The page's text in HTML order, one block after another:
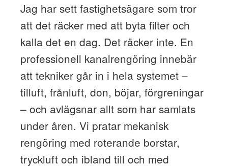
Jag har sett fastighetsägare som tror
att det räcker med att byta filter och
kalla det en dag. Det räcker inte. En
professionell kanalrengöring innebär
att tekniker går in i hela systemet –
tilluft, frånluft, don, böjar, förgreningar
– och avlägsnar allt som har samlats
under åren. Vi pratar mekanisk
rengöring med roterande borstar,
tryckluft och ibland till och med